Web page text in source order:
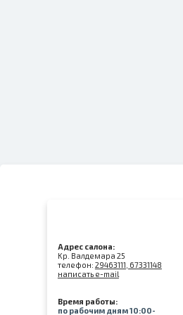
Адрес салона:
Kр. Валдемара 25
телефон: 29463111, 67331148
написать e-mail
Время работы:
по рабочим дням 10:00-